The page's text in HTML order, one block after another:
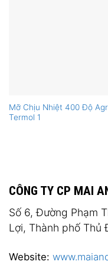
Mỡ Chịu Nhiệt 400 Độ
Termol 1
CÔNG TY CP MAI
Số 6, Đường Phạm
Lợi, Thành phố Thủ
Website: